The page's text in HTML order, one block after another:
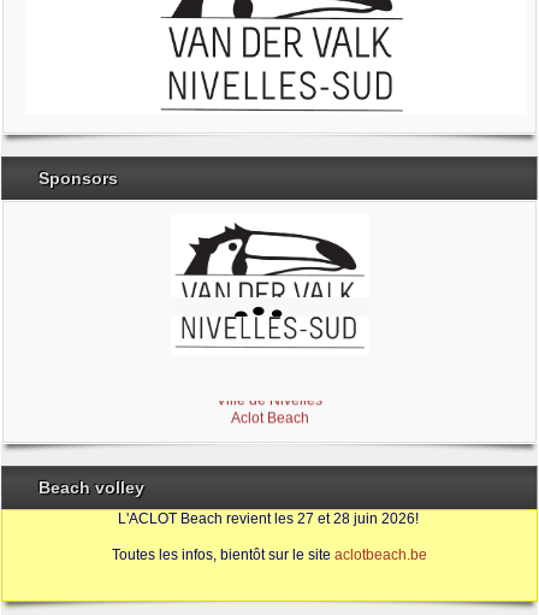
Sponsors
Aclot Beach
Beach volley
L'ACLOT Beach revient les 27 et 28 juin 2026!
Toutes les infos, bientôt sur le site aclotbeach.be